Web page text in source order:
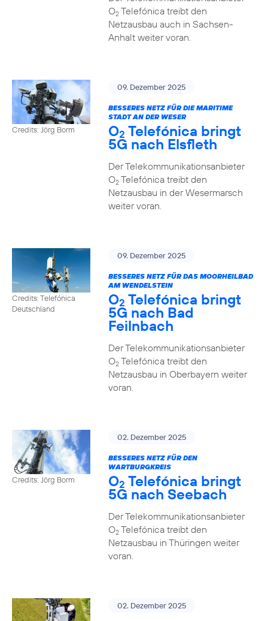
O2Telefónica treibt den
Netzausbau auch in Sachsen-
Anhalt weiter voran.
Credits: Jörg Borm
09. Dezember 2025
BESSERES NETZ FÜR DIE MARITIME
STADT AN DER WESER
O2 Telefónica bringt
5G nach Elsfleth
Der Telekommunikationsanbieter
O2Telefónica treibt den
Netzausbau in der Wesermarsch
weiter voran.
Credits: Telefónica
Deutschland
09. Dezember 2025
BESSERES NETZ FÜR DAS MOORHEILBAD
AM WENDELSTEIN
O2 Telefónica bringt
5G nach Bad
Feilnbach
Der Telekommunikationsanbieter
O2Telefónica treibt den
Netzausbau in Oberbayern weiter
voran.
Credits: Jörg Borm
02. Dezember 2025
BESSERES NETZ FÜR DEN
WARTBURGKREIS
O2 Telefónica bringt
5G nach Seebach
Der Telekommunikationsanbieter
O2Telefónica treibt den
Netzausbau in Thüringen weiter
voran.
02. Dezember 2025